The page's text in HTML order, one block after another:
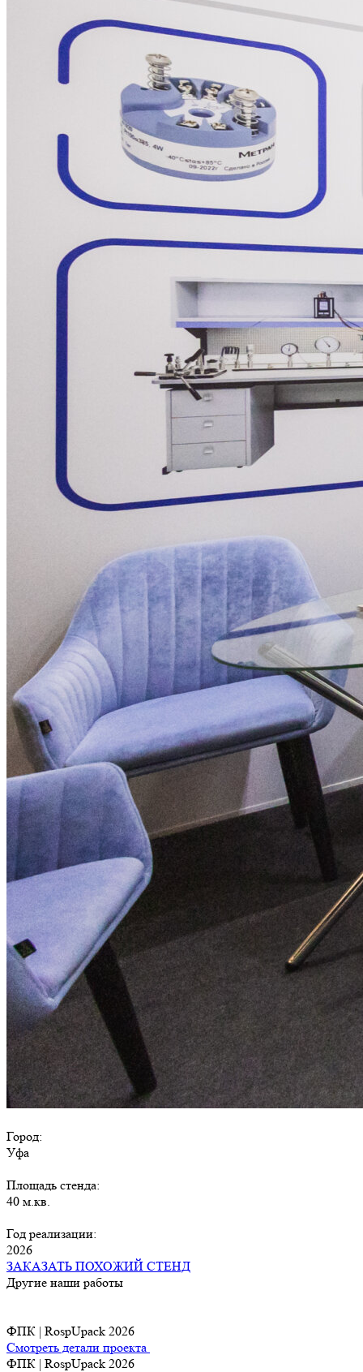
Город:
Уфа
Площадь стенда:
40 м.кв.
Год реализации:
2026
ЗАКАЗАТЬ ПОХОЖИЙ СТЕНД
Другие наши работы
ФПК | RospUpack 2026
Смотреть детали проекта
ФПК | RospUpack 2026